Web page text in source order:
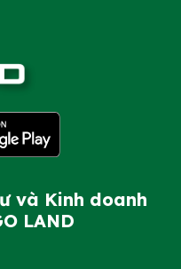
và Kinh doanh
LAND